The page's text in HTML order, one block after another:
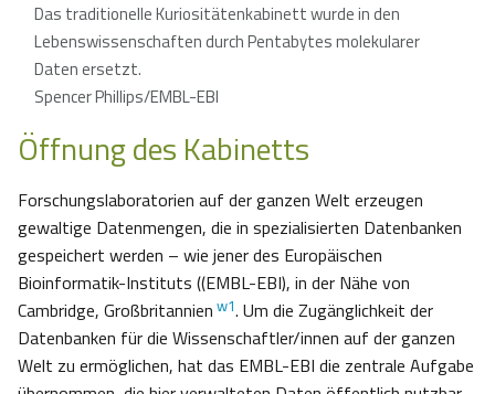
Das traditionelle Kuriositätenkabinett wurde in den
Lebenswissenschaften durch Pentabytes molekularer
Daten ersetzt.
Spencer Phillips/EMBL-EBI
Öffnung des Kabinetts
Forschungslaboratorien auf der ganzen Welt erzeugen
gewaltige Datenmengen, die in spezialisierten Datenbanken
gespeichert werden – wie jener des Europäischen
Bioinformatik-Instituts ((EMBL-EBI), in der Nähe von
Cambridge, Großbritannien w1. Um die Zugänglichkeit der
Datenbanken für die Wissenschaftler/innen auf der ganzen
Welt zu ermöglichen, hat das EMBL-EBI die zentrale Aufgabe